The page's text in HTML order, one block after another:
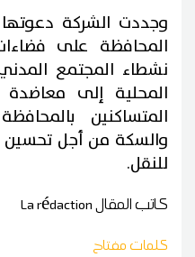
وجددت الشركة
المحافظة على
نشطاء المجتمع
المحلية إلى
المتساكنين
والسكة من أجل
للنقل.
كاتب المقالLa rédaction
كلمات مفتاح